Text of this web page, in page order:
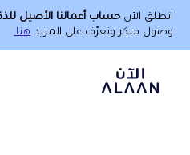
انطلق الآن حساب أعمالنا الأصيل
وصول مبكر وتعرّف على المزيد هنا.